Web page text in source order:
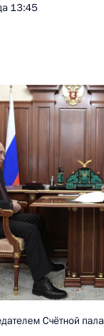
13:45
Счётной